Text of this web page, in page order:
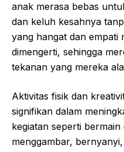
anak merasa bebas
dan keluh kesahnya
yang hangat dan empati
dimengerti, sehingga
tekanan yang mereka
Aktivitas fisik dan
signifikan dalam
kegiatan seperti
menggambar,